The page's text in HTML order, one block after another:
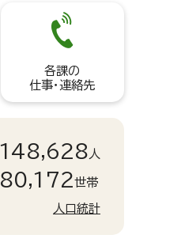
各課の
仕事・連絡先
148,628 人
80,172世帯
人口統計